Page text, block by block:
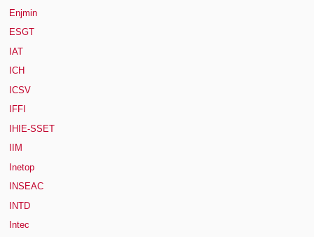
Enjmin
ESGT
IAT
ICH
ICSV
IFFI
IHIE-SSET
IIM
Inetop
INSEAC
INTD
Intec